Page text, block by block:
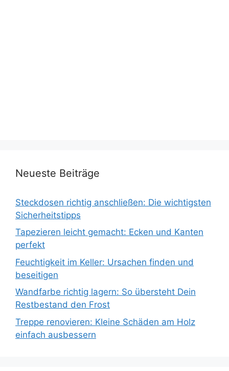
Neueste Beiträge
Steckdosen richtig anschließen: Die wichtigsten
Sicherheitstipps
Tapezieren leicht gemacht: Ecken und Kanten
perfekt
Feuchtigkeit im Keller: Ursachen finden und
beseitigen
Wandfarbe richtig lagern: So übersteht Dein
Restbestand den Frost
Treppe renovieren: Kleine Schäden am Holz
einfach ausbessern